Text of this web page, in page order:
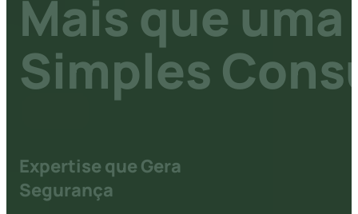
Mais que uma
Simples
Expertise que Gera
Segurança